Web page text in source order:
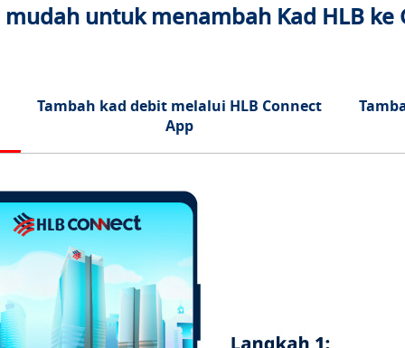
mudah untuk menambah Kad HLB ke
Tambah kad debit melalui HLB Connect
App